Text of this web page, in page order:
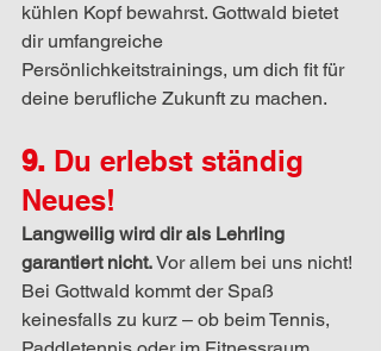
kühlen Kopf bewahrst. Gottwald bietet
dir umfangreiche
Persönlichkeitstrainings, um dich fit für
deine berufliche Zukunft zu machen.
9. Du erlebst ständig
Neues!
Langweilig wird dir als Lehrling
garantiert nicht. Vor allem bei uns nicht!
Bei Gottwald kommt der Spaß
keinesfalls zu kurz – ob beim Tennis,